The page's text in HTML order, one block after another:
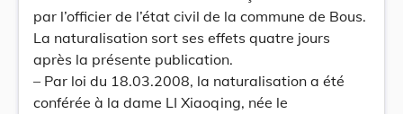
par l’officier de l’état civil de la commune de Bous.
La naturalisation sort ses effets quatre jours
après la présente publication.
– Par loi du 18.03.2008, la naturalisation a été
conférée à la dame LI Xiaoqing, née le